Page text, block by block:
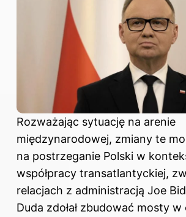
Rozważając sytuację na arenie
międzynarodowej, zmiany te
na postrzeganie Polski w
współpracy transatlantyckiej,
relacjach z administracją Joe
Duda zdołał zbudować mosty w